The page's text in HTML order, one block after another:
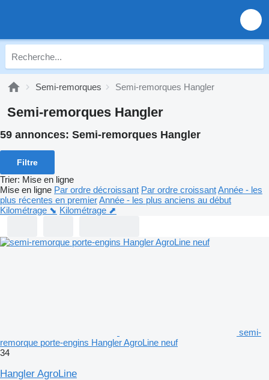
Semi-remorques Semi-remorques Hangler
Semi-remorques Hangler
59 annonces: Semi-remorques Hangler
Filtre
Trier: Mise en ligne
Mise en ligne Par ordre décroissant Par ordre croissantAnnée - les
plus récentes en premierAnnée - les plus anciens au début
Kilométrage ⬊ Kilométrage ⬈
semi-
remorque porte-engins Hangler AgroLine neuf
34
Hangler AgroLine